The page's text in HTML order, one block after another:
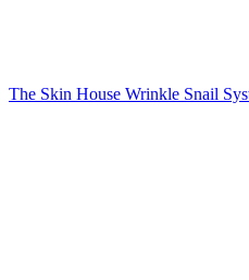
The Skin House Wrinkle Snail